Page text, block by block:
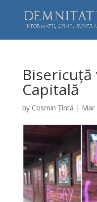
Capitală
by Cosmin Țîntă | Mar